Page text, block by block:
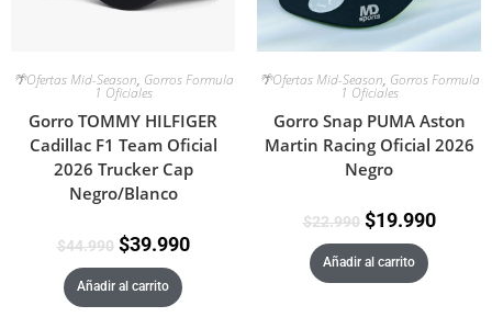
🌴Ofertas Mid-Season, Gorros Formula
1 Oficiales
Gorro TOMMY HILFIGER
Cadillac F1 Team Oficial
2026 Trucker Cap
Negro/Blanco
$44.990 $39.990
Añadir al carrito
🌴Ofertas Mid-Season, Gorros Formula
1 Oficiales
Gorro Snap PUMA Aston
Martin Racing Oficial 2026
Negro
$22.990 $19.990
Añadir al carrito